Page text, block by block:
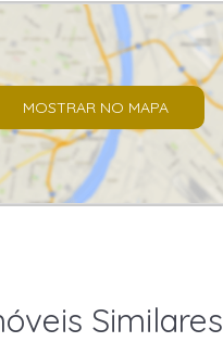
MOSTRAR NO MAPA
Similares